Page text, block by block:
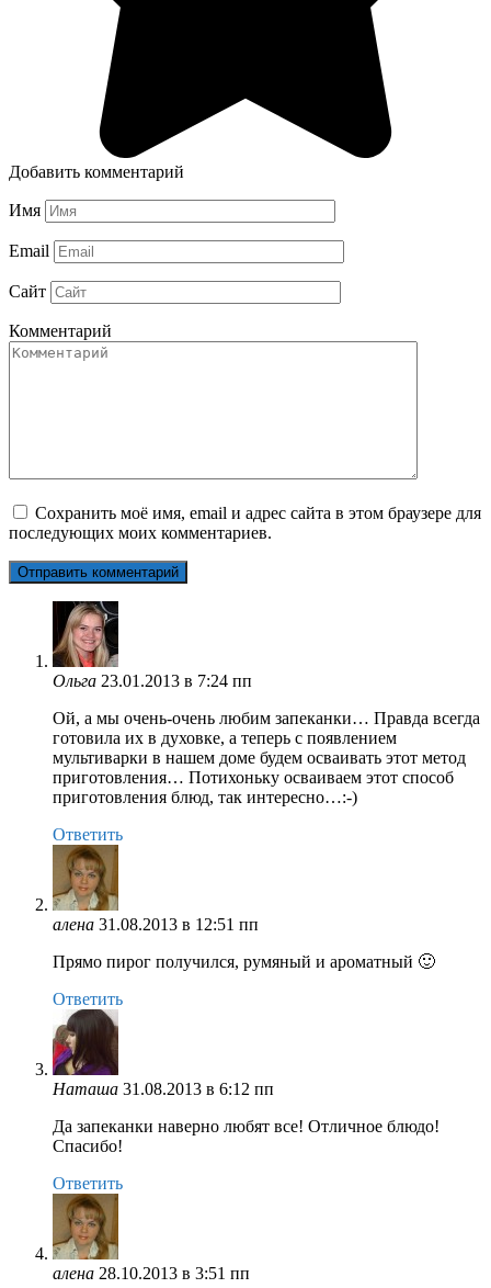
Добавить комментарий
Имя
Email
Сайт
Комментарий
Сохранить моё имя, email и адрес сайта в этом браузере для
последующих моих комментариев.
Ольга 23.01.2013 в 7:24 пп
Ой, а мы очень-очень любим запеканки… Правда всегда
готовила их в духовке, а теперь с появлением
мультиварки в нашем доме будем осваивать этот метод
приготовления… Потихоньку осваиваем этот способ
приготовления блюд, так интересно…:-)
Ответить
алена 31.08.2013 в 12:51 пп
Прямо пирог получился, румяный и ароматный 🙂
Ответить
Наташа 31.08.2013 в 6:12 пп
Да запеканки наверно любят все! Отличное блюдо!
Спасибо!
Ответить
алена 28.10.2013 в 3:51 пп